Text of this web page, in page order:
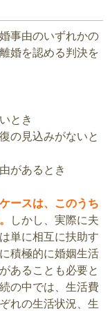
事由のいずれかの
婚を認める判決を
とき
の見込みがないと
があるとき
ースは、このうち
しかし、実際に夫
単に相互に扶助す
積極的に婚姻生活
あることも必要と
の中では、生活費
れの生活状況、生